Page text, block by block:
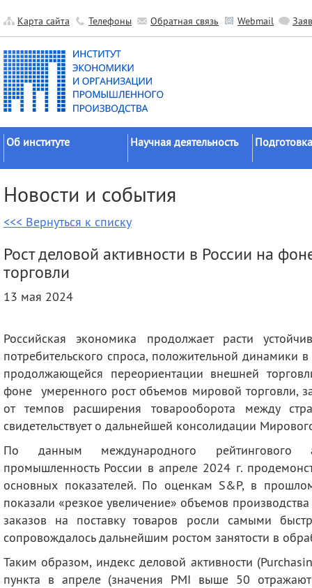
Карта сайта Телефоны Обратная связь Webmail
Об институте
Официальные документы
История
Научные подразделения
Прочие подразделения
Издательская
Контакты
Научная деятельность
исследований
Гранты
Публикации
советы
Новости и события
<<< Вернуться к списку
Рост деловой активности в России на
торговли
13 мая 2024
Российская экономика продолжает расти
потребительского спроса, положительной
продолжающейся переориентации внешней
фоне умеренного рост объемов мировой торговли,
от темпов расширения товарооборота между
свидетельствует о дальнейшей консолидации
По данным международного рейтингового
промышленность России в апреле 2024 г.
основных показателей. По оценкам S&P, в
показали «резкое увеличение» объемов
заказов на поставку товаров росли самыми
сопровождалось дальнейшим ростом занятости в
Таким образом, индекс деловой активности
пункта в апреле (значения PMI выше 50